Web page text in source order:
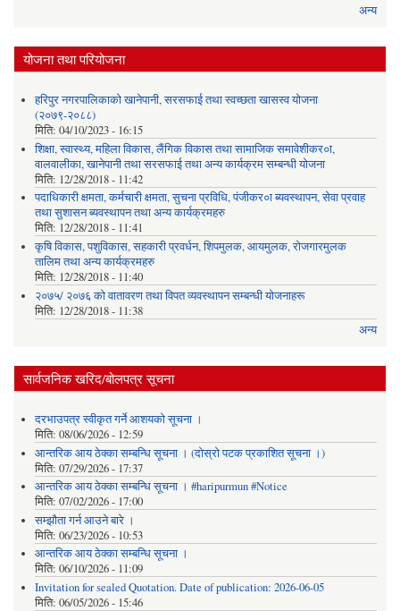
अन्य
योजना तथा परियोजना
हरिपुर नगरपालिकाको खानेपानी, सरसफाई तथा स्वच्छता खासस्व योजना
(२०७९-२०८८)
मिति: 04/10/2023 - 16:15
शिक्षा, स्वास्थ्य, महिला विकास, लैंगिक विकास तथा सामाजिक समावेशीकर०ा,
वालवालीका, खानेपानी तथा सरसफाई तथा अन्य कार्यक्रम सम्बन्धी योजना
मिति: 12/28/2018 - 11:42
पदाधिकारी क्षमता, कर्मचारी क्षमता, सुचना प्रविधि, पंजीकर०ा ब्यवस्थापन, सेवा प्रवाह
तथा सुशासन ब्यवस्थापन तथा अन्य कार्यक्रमहरु
मिति: 12/28/2018 - 11:41
कृषि विकास, पशुविकास, सहकारी प्रवर्धन, शिपमुलक, आयमुलक, रोजगारमुलक
तालिम तथा अन्य कार्यक्रमहरु
मिति: 12/28/2018 - 11:40
२०७५/ २०७६ को वातावरण तथा विपत व्यवस्थापन सम्बन्धी योजनाहरू
मिति: 12/28/2018 - 11:38
अन्य
सार्वजनिक खरिद/बोलपत्र सूचना
दरभाउपत्र स्वीकृत गर्ने आशयको सूचना ।
मिति: 08/06/2026 - 12:59
आन्तरिक आय ठेक्का सम्बन्धि सूचना । (दोस्रो पटक प्रकाशित सूचना ।)
मिति: 07/29/2026 - 17:37
आन्तरिक आय ठेक्का सम्बन्धि सूचना । #haripurmun #Notice
मिति: 07/02/2026 - 17:00
सम्झौता गर्न आउने बारे ।
मिति: 06/23/2026 - 10:53
आन्तरिक आय ठेक्का सम्बन्धि सूचना ।
मिति: 06/10/2026 - 11:09
Invitation for sealed Quotation. Date of publication: 2026-06-05
मिति: 06/05/2026 - 15:46